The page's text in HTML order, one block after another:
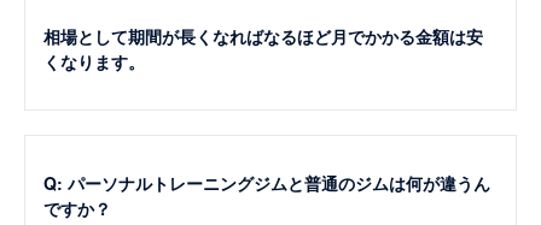
相場として期間が長くなればなるほど月でかかる金額は安
くなります。
Q: パーソナルトレーニングジムと普通のジムは何が違うん
ですか？